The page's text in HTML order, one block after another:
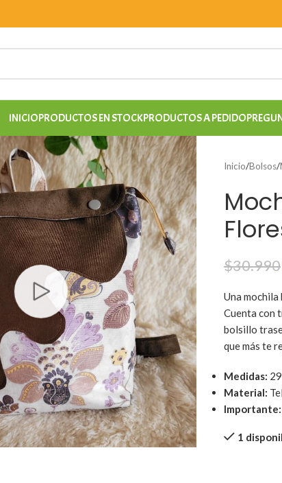
INICIOPRODUCTOS EN STOCKPRODUCTOS A PEDIDO
Inicio/Bolsos/
$30.990
Una mochila
Cuenta con
bolsillo
que más te
Medidas:
Material:
Importante:
1